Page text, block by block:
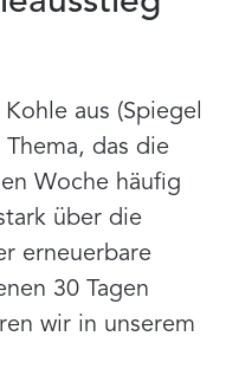
aus (Spiegel
das die
Woche häufig
über die
erneuerbare
30 Tagen
wir in unserem